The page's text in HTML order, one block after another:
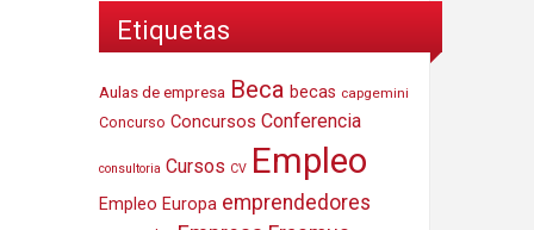
Etiquetas
Aulas de empresa Beca becas capgemini
Concurso Concursos Conferencia
consultoria Cursos CV Empleo
Empleo Europa emprendedores